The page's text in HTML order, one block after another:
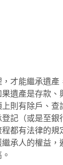
才能繼承遺產
遺產是存款、
則有除戶、查
記（或是至銀
都有法律的規
承人的權益，